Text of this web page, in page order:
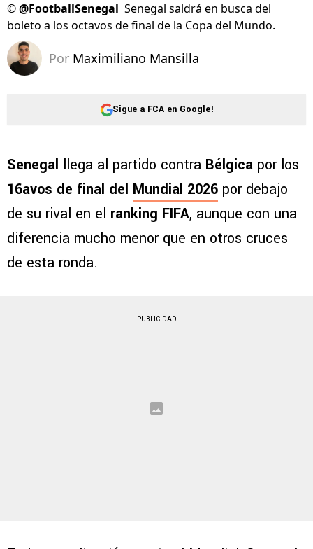
©@FootballSenegal Senegal saldrá en busca del
boleto a los octavos de final de la Copa del Mundo.
Por Maximiliano Mansilla
Sigue a FCA en Google!
Senegal llega al partido contra Bélgica por los
16avos de final del Mundial 2026 por debajo
de su rival en el ranking FIFA, aunque con una
diferencia mucho menor que en otros cruces
de esta ronda.
PUBLICIDAD